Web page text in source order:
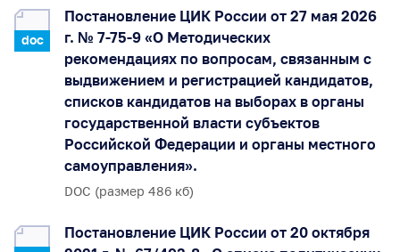
doc
Постановление ЦИК России от 27 мая 2026
г. № 7-75-9 «О Методических
рекомендациях по вопросам, связанным с
выдвижением и регистрацией кандидатов,
списков кандидатов на выборах в органы
государственной власти субъектов
Российской Федерации и органы местного
самоуправления».
DOC (размер 486 кб)
Постановление ЦИК России от 20 октября